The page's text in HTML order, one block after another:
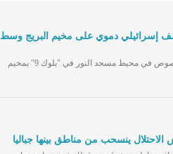
إسرائيلي دموي على مخيم البريج وسط
طائرات الاحتلال قصفت منزلاً لعائلة الصوص في محيط مسجد النور في "بلوك 9" بمخيم